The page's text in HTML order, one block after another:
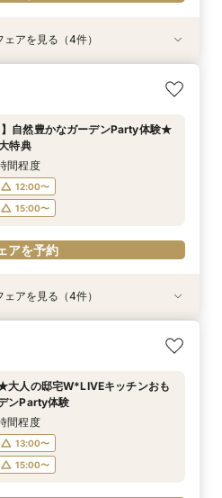
◎「即決なし」アップ額が少ない
付
9:00〜
14:30〜
トとの結婚式≫ペットも安心まる
9:00〜
14:30〜
特典付】シェフ渾身和牛コース
体験
9:00〜
14:30〜
希望の方】都心で叶う海外ウエ
試食
9:00〜
14:30〜
アを見る（4件）
】自然豊かなガーデンParty体験★
特典
間程度
12:00〜
15:00〜
アを予約
トとの結婚式≫ペットも安心まる
12:00〜
15:00〜
アを予約
希望の方】都心で叶う海外ウエ
試食
12:00〜
15:00〜
アを予約
◎「即決なし」アップ額が少ない
付
12:00〜
15:00〜
アを予約
特典付】シェフ渾身和牛コース
体験
12:00〜
15:00〜
アを予約
アを見る（4件）
大人の邸宅W*LIVEキッチンおも
ンParty体験
間程度
13:00〜
15:00〜